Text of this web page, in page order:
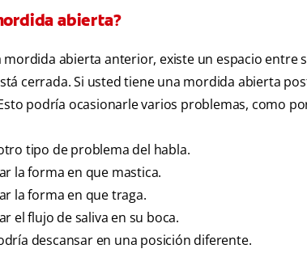
abierta?
mordida abierta anterior, existe un espacio
cerrada. Si usted tiene una mordida abierta
podría ocasionarle varios problemas, como
tipo de problema del habla.
la forma en que mastica.
la forma en que traga.
el flujo de saliva en su boca.
descansar en una posición diferente.